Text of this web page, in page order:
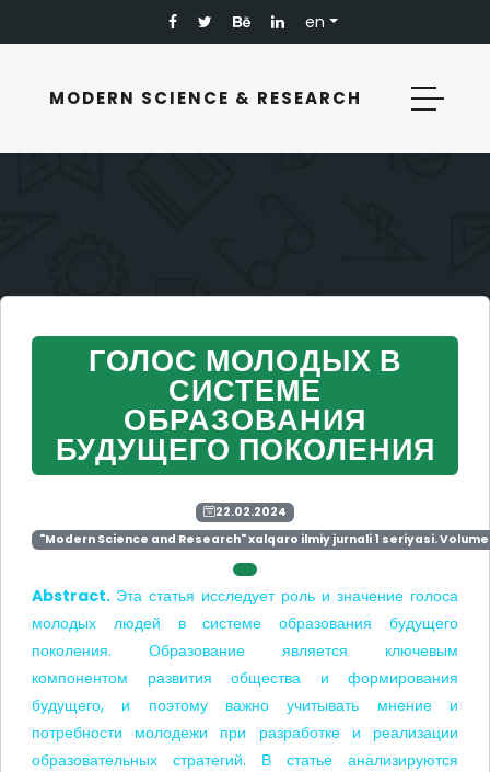
en
MODERN SCIENCE & RESEARCH
ГОЛОС МОЛОДЫХ В
СИСТЕМЕ
ОБРАЗОВАНИЯ
БУДУЩЕГО ПОКОЛЕНИЯ
22.02.2024
"Modern Science and Research" xalqaro ilmiy jurnali 1 seriyasi. Volume
Abstract. Эта статья исследует роль и значение голоса
молодых людей в системе образования будущего
поколения. Образование является ключевым
компонентом развития общества и формирования
будущего, и поэтому важно учитывать мнение и
потребности молодежи при разработке и реализации
образовательных стратегий. В статье анализируются